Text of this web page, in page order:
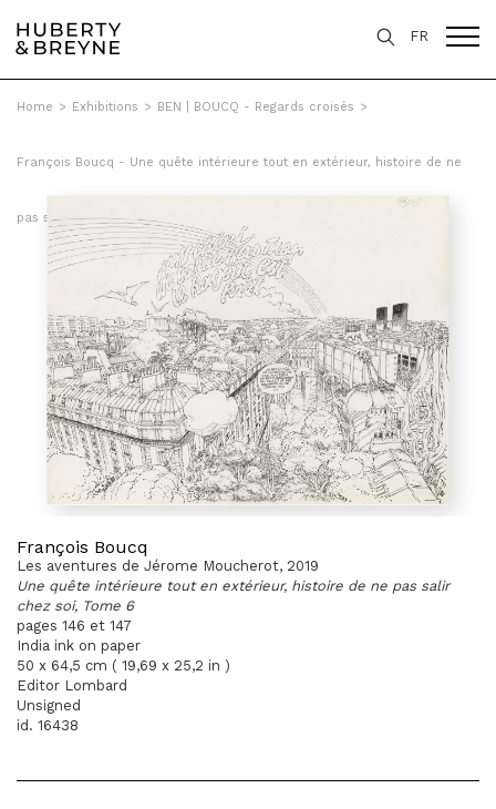
FR
Home > Exhibitions > BEN | BOUCQ - Regards croisés >
François Boucq - Une quête intérieure tout en extérieur, histoire de ne
pas salir chez soi, Tome 6
François Boucq
Les aventures de Jérome Moucherot, 2019
Une quête intérieure tout en extérieur, histoire de ne pas salir
chez soi, Tome 6
pages 146 et 147
India ink on paper
50 x 64,5 cm ( 19,69 x 25,2 in )
Editor Lombard
Unsigned
id. 16438